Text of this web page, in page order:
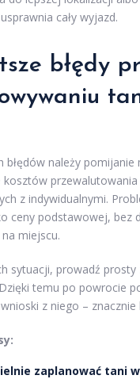
cały wyjazd.
błędy
błędów należy pomijanie
kosztów
z indywidualnymi.
ceny podstawowej, bez
miejscu.
sytuacji, prowadź
temu po powrocie
z niego – znacznie
zaplanować tani